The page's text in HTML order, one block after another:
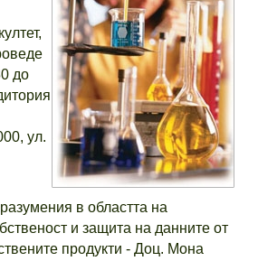
до
ул.
в областта на
и защита на данните от
продукти - Доц. Мона